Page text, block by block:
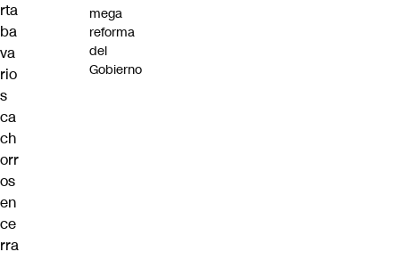
rta
ba
va
rio
s
ca
ch
orr
os
en
ce
rra
mega
reforma
del
Gobierno